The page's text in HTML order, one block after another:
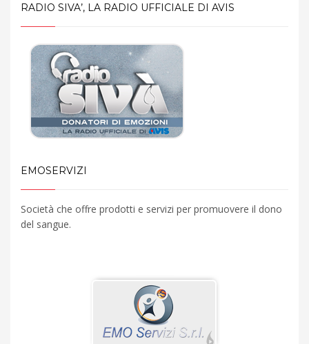
RADIO SIVA’, LA RADIO UFFICIALE DI AVIS
EMOSERVIZI
Società che offre prodotti e servizi per promuovere il dono
del sangue.